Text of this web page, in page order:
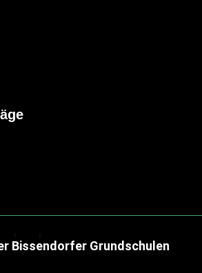
Bissendorfer Grundschulen